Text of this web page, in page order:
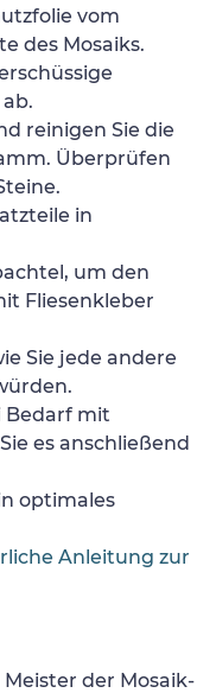
vom
des Mosaiks.
reinigen Sie die
Überprüfen
in
um den
Fliesenkleber
Sie jede andere
Bedarf mit
es anschließend
optimales
Anleitung zur
der Mosaik-